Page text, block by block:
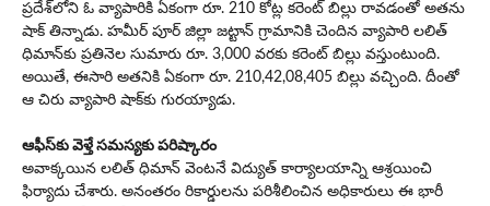
ప్రదేశ్‌లోని ఓ వ్యాపారికి ఏకంగా రూ. 210 కోట్ల కరెంట్ బిల్లు రావడంతో అత‌ను
షాక్ తిన్నాడు. హమీర్ పూర్ జిల్లా జట్టాన్ గ్రామానికి చెందిన వ్యాపారి లలిత్
ధిమాన్‌కు ప్రతినెల సుమారు రూ. 3,000 వరకు కరెంట్ బిల్లు వస్తుంటుంది.
అయితే, ఈసారి అతనికి ఏకంగా రూ. 210,42,08,405 బిల్లు వ‌చ్చింది. దీంతో
ఆ చిరు వ్యాపారి షాక్‌కు గుర‌య్యాడు.
ఆఫీస్‌కు వెళ్తే సమస్యకు పరిష్కారం
అవాక్కయిన లలిత్ ధిమాన్ వెంటనే విద్యుత్ కార్యాలయాన్ని ఆశ్రయించి
ఫిర్యాదు చేశారు. అనంతరం రికార్డులను పరిశీలించిన అధికారులు ఈ భారీ